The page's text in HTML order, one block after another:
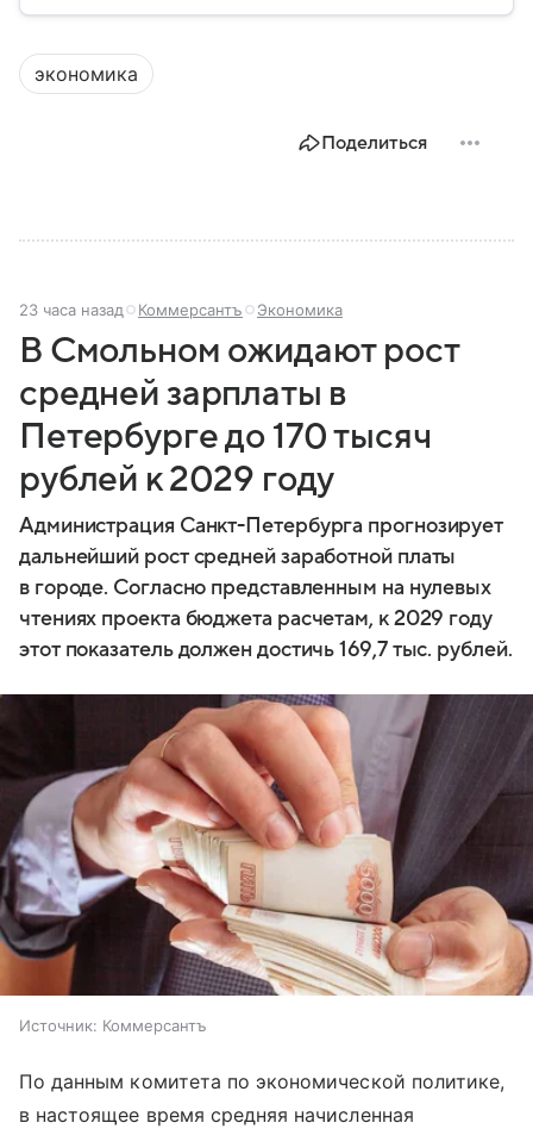
экономика
Поделиться
23 часа назад Коммерсантъ Экономика
В Смольном ожидают рост
средней зарплаты в
Петербурге до 170 тысяч
рублей к 2029 году
Администрация Санкт-Петербурга прогнозирует
дальнейший рост средней заработной платы
в городе. Согласно представленным на нулевых
чтениях проекта бюджета расчетам, к 2029 году
этот показатель должен достичь 169,7 тыс. рублей.
Источник: Коммерсантъ
По данным комитета по экономической политике,
в настоящее время средняя начисленная